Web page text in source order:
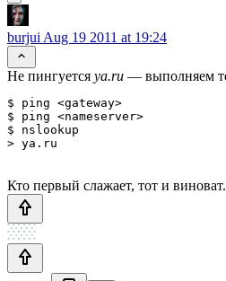
burjui Aug 19 2011 at 19:24
Не пингуется ya.ru — выполняем
$ ping <gateway>
$ ping <nameserver>
$ nslookup
Кто первый слажает, тот и виноват.